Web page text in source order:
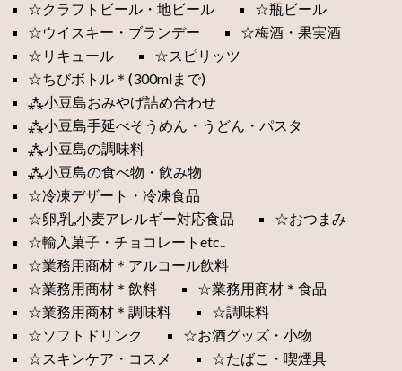
☆クラフトビール・地ビール
☆瓶ビール
☆ウイスキー・ブランデー
☆梅酒・果実酒
☆リキュール
☆スピリッツ
☆ちびボトル＊(300mlまで)
⁂小豆島おみやげ詰め合わせ
⁂小豆島手延べそうめん・うどん・パスタ
⁂小豆島の調味料
⁂小豆島の食べ物・飲み物
☆冷凍デザート・冷凍食品
☆卵,乳,小麦アレルギー対応食品
☆おつまみ
☆輸入菓子・チョコレートetc..
☆業務用商材＊アルコール飲料
☆業務用商材＊飲料
☆業務用商材＊食品
☆業務用商材＊調味料
☆調味料
☆ソフトドリンク
☆お酒グッズ・小物
☆スキンケア・コスメ
☆たばこ・喫煙具